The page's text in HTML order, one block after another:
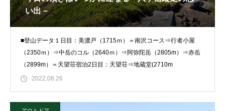
い出－
■登山データ１日目：美濃戸（1715ｍ）＝南沢コース⇒行者小屋
（2350ｍ）⇒中岳のコル（2640ｍ）⇒阿弥陀岳（2805m）⇒赤岳
（2899m）＝天望荘宿泊2日目：天望荘⇒地蔵堂(2710m
2022.08.26